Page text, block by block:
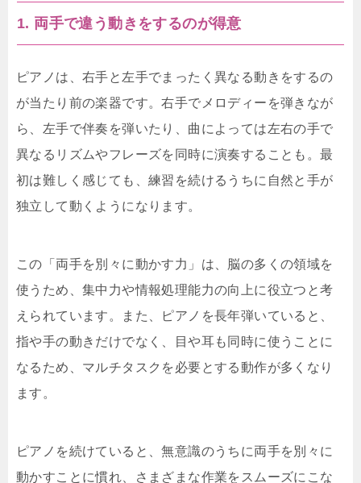
1. 両手で違う動きをするのが得意
ピアノは、右手と左手でまったく異なる動きをするの
が当たり前の楽器です。右手でメロディーを弾きなが
ら、左手で伴奏を弾いたり、曲によっては左右の手で
異なるリズムやフレーズを同時に演奏することも。最
初は難しく感じても、練習を続けるうちに自然と手が
独立して動くようになります。
この「両手を別々に動かす力」は、脳の多くの領域を
使うため、集中力や情報処理能力の向上に役立つと考
えられています。また、ピアノを長年弾いていると、
指や手の動きだけでなく、目や耳も同時に使うことに
なるため、マルチタスクを必要とする動作が多くなり
ます。
ピアノを続けていると、無意識のうちに両手を別々に
動かすことに慣れ、さまざまな作業をスムーズにこな